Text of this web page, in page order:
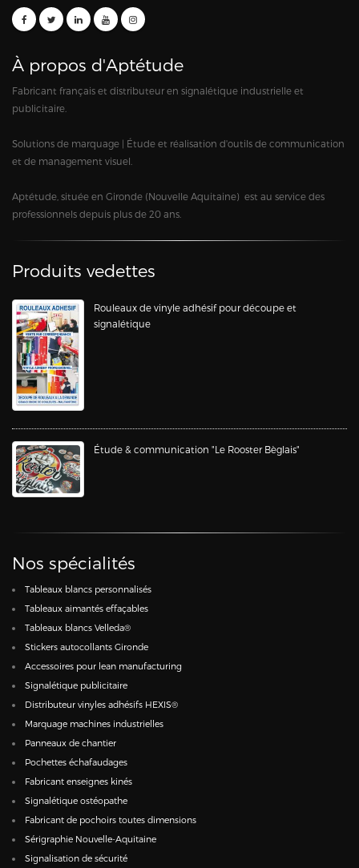
À propos d'Aptétude
Fabricant français et distributeur en signalétique industrielle et
publicitaire.
Solutions de marquage | Étude et réalisation d'outils de communication
et de management visuel.
Aptétude, située en Gironde (Nouvelle Aquitaine) est au service des
professionnels depuis plus de 20 ans.
Produits vedettes
Rouleaux de vinyle adhésif pour découpe et
signalétique
Étude & communication "Le Rooster Bèglais"
Nos spécialités
Tableaux blancs personnalisés
Tableaux aimantés effaçables
Tableaux blancs Velleda®
Stickers autocollants Gironde
Accessoires pour lean manufacturing
Signalétique publicitaire
Distributeur vinyles adhésifs HEXIS®
Marquage machines industrielles
Panneaux de chantier
Pochettes échafaudages
Fabricant enseignes kinés
Signalétique ostéopathe
Fabricant de pochoirs toutes dimensions
Sérigraphie Nouvelle-Aquitaine
Signalisation de sécurité